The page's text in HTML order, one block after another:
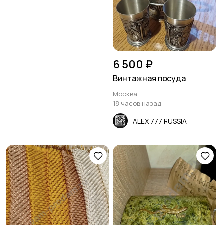
6 500 ₽
Винтажная посуда
Москва
18 часов назад
ALEX 777 RUSSIA